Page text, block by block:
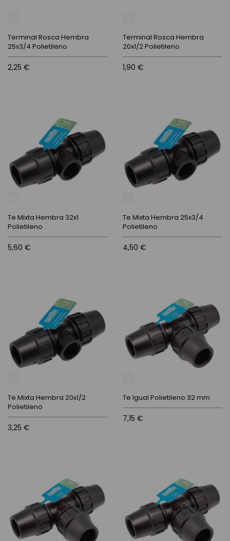
Terminal Rosca Hembra
25x3/4 Polietileno
2,25 €
Terminal Rosca Hembra
20x1/2 Polietileno
1,90 €
Te Mixta Hembra 32x1
Polietileno
5,60 €
Te Mixta Hembra 25x3/4
Polietileno
4,50 €
Te Mixta Hembra 20x1/2
Polietileno
3,25 €
Te Igual Polietileno 32 mm
7,15 €